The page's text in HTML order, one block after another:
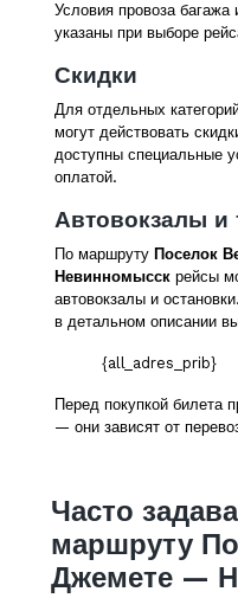
Условия провоза
указаны при выборе
Скидки
Для отдельных
могут действовать
доступны специальные
оплатой.
Автовокзалы и
По маршруту Поселок
Невинномысск рейсы
автовокзалы и
в детальном описании
{all_adres_prib}
Перед покупкой билета
— они зависят от
Часто
маршруту
Джемете —